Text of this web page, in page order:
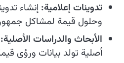
تدوينات إعلامية: إنشاء
وحلول قيمة لمشاكل
الأبحاث والدراسات الأصلية:
أصلية تولد بيانات ورؤى